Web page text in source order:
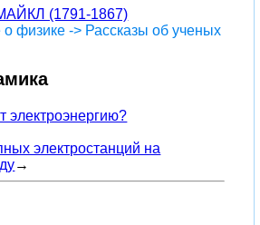
(1791-1867)
о физике -> Рассказы об ученых
электроэнергию?
электростанций на
→